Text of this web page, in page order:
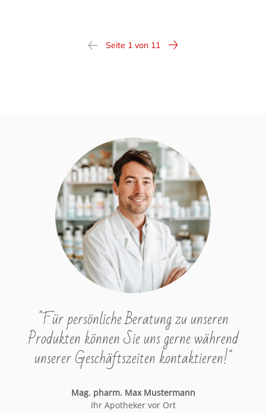
Seite 1 von 11
"Für persönliche Beratung zu unseren
Produkten können Sie uns gerne während
unserer Geschäftszeiten kontaktieren!"
Mag. pharm. Max Mustermann
Ihr Apotheker vor Ort